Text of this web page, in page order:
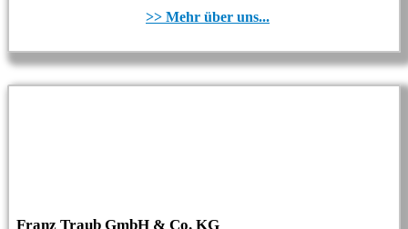
>> Mehr über uns...
Franz Traub GmbH & Co. KG